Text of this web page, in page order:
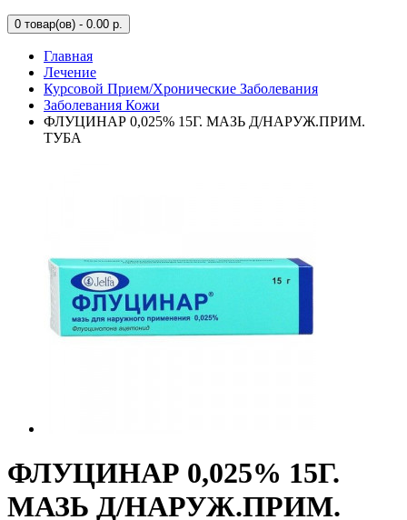
0 товар(ов) - 0.00 р.
Главная
Лечение
Курсовой Прием/Хронические Заболевания
Заболевания Кожи
ФЛУЦИНАР 0,025% 15Г. МАЗЬ Д/НАРУЖ.ПРИМ.
ТУБА
ФЛУЦИНАР 0,025% 15Г.
МАЗЬ Д/НАРУЖ.ПРИМ.